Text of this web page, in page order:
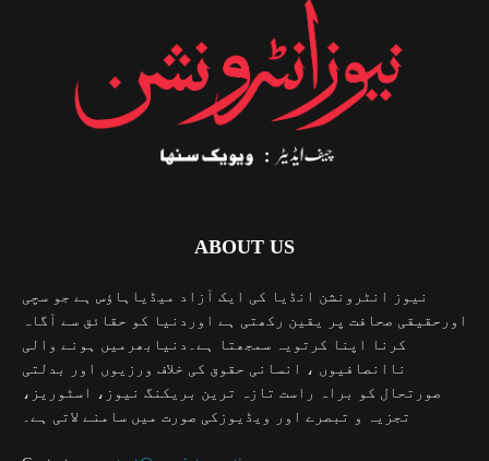
ABOUT US
نیوز انٹرونشن انڈیا کی ایک آزاد میڈیاہاؤس ہے جو سچی
اورحقیقی صحافت پر یقین رکھتی ہے اوردنیا کو حقائق سے آگاہ
کرنا اپنا کرتویہ سمجھتا ہے۔دنیابھرمیں ہونے والی
ناانصافیوں ، انسانی حقوق کی خلاف ورزیوں اور بدلتی
صورتحال کو براہ راست تازہ ترین بریکنگ نیوز، اسٹوریز،
تجزیہ و تبصرے اور ویڈیوزکی صورت میں سامنے لاتی ہے۔